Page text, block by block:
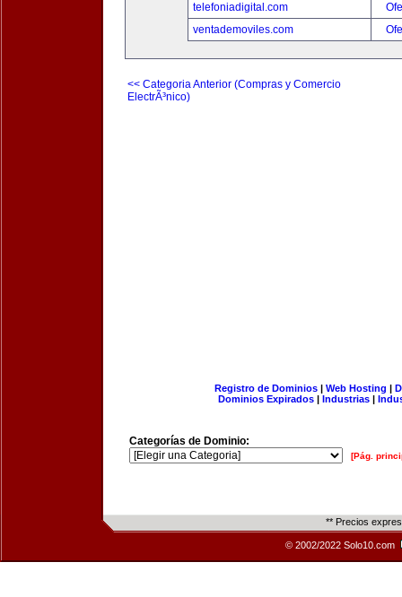
telefoniadigital.com
ventademoviles.com
<< Categoria Anterior (Compras y Comercio
ElectrÃ³nico)
Registro de Dominios| Web Hosting |
Dominios Expirados | Industrias |
Categorías de Dominio:
[Pág.
** Precios
© 2002/2022 Solo10.com